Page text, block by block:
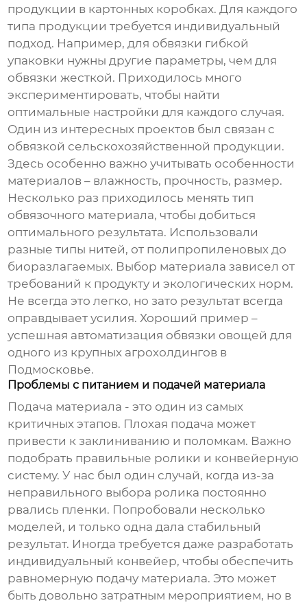
продукции в картонных коробках. Для каждого
типа продукции требуется индивидуальный
подход. Например, для обвязки гибкой
упаковки нужны другие параметры, чем для
обвязки жесткой. Приходилось много
экспериментировать, чтобы найти
оптимальные настройки для каждого случая.
Один из интересных проектов был связан с
обвязкой сельскохозяйственной продукции.
Здесь особенно важно учитывать особенности
материалов – влажность, прочность, размер.
Несколько раз приходилось менять тип
обвязочного материала, чтобы добиться
оптимального результата. Использовали
разные типы нитей, от полипропиленовых до
биоразлагаемых. Выбор материала зависел от
требований к продукту и экологических норм.
Не всегда это легко, но зато результат всегда
оправдывает усилия. Хороший пример –
успешная автоматизация обвязки овощей для
одного из крупных агрохолдингов в
Подмосковье.
Проблемы с питанием и подачей материала
Подача материала - это один из самых
критичных этапов. Плохая подача может
привести к заклиниванию и поломкам. Важно
подобрать правильные ролики и конвейерную
систему. У нас был один случай, когда из-за
неправильного выбора ролика постоянно
рвались пленки. Попробовали несколько
моделей, и только одна дала стабильный
результат. Иногда требуется даже разработать
индивидуальный конвейер, чтобы обеспечить
равномерную подачу материала. Это может
быть довольно затратным мероприятием, но в